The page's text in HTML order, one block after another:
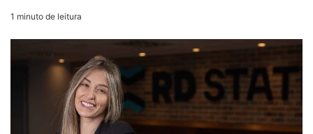
1 minuto de leitura